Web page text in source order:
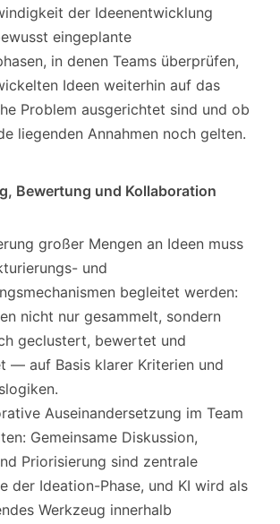
der Ideenentwicklung
eingeplante
in denen Teams überprüfen,
Ideen weiterhin auf das
Problem ausgerichtet sind und ob
liegenden Annahmen noch gelten.
Bewertung und Kollaboration
großer Mengen an Ideen muss
und
begleitet werden:
nicht nur gesammelt, sondern
geclustert, bewertet und
— auf Basis klarer Kriterien und
Auseinandersetzung im Team
Gemeinsame Diskussion,
Priorisierung sind zentrale
der Ideation-Phase, und KI wird als
Werkzeug innerhalb